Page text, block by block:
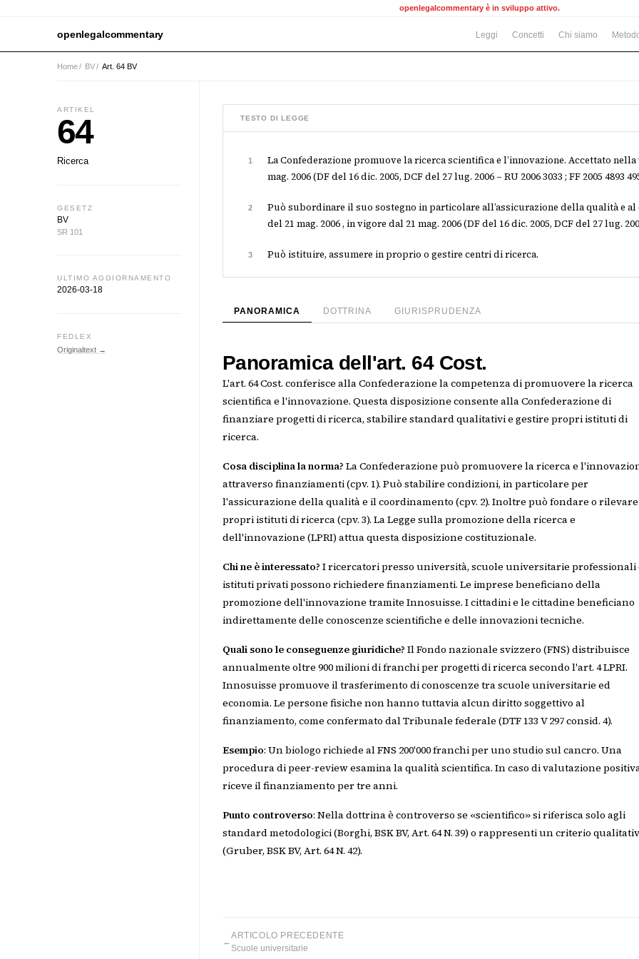
openlegalcommentary è in sviluppo attivo.
openlegalcommentary Leggi Concetti Chi siamo
Home/ BV/ Art. 64 BV
ARTIKEL
64
Ricerca
GESETZ
BV
SR 101
ULTIMO AGGIORNAMENTO
2026-03-18
FEDLEX
Originaltext →
TESTO DI LEGGE
1
La Confederazione promuove la ricerca scientifica e l’innovazione. Accettato
mag. 2006 (DF del 16 dic. 2005, DCF del 27 lug. 2006 – RU 2006 3033 ; FF 2005 4893
2
Può subordinare il suo sostegno in particolare all’assicurazione della qualità e
del 21 mag. 2006 , in vigore dal 21 mag. 2006 (DF del 16 dic. 2005, DCF del 27 lug.
3 Può istituire, assumere in proprio o gestire centri di ricerca.
PANORAMICA DOTTRINA GIURISPRUDENZA
Panoramica dell'art. 64 Cost.
L'art. 64 Cost. conferisce alla Confederazione la competenza di promuovere la ricerca
scientifica e l'innovazione. Questa disposizione consente alla Confederazione di
finanziare progetti di ricerca, stabilire standard qualitativi e gestire propri istituti di
ricerca.
Cosa disciplina la norma? La Confederazione può promuovere la ricerca e
attraverso finanziamenti (cpv. 1). Può stabilire condizioni, in particolare per
l'assicurazione della qualità e il coordinamento (cpv. 2). Inoltre può fondare o rilevare
propri istituti di ricerca (cpv. 3). La Legge sulla promozione della ricerca e
dell'innovazione (LPRI) attua questa disposizione costituzionale.
Chi ne è interessato? I ricercatori presso università, scuole universitarie professionali
istituti privati possono richiedere finanziamenti. Le imprese beneficiano della
promozione dell'innovazione tramite Innosuisse. I cittadini e le cittadine beneficiano
indirettamente delle conoscenze scientifiche e delle innovazioni tecniche.
Quali sono le conseguenze giuridiche? Il Fondo nazionale svizzero (FNS) distribuisce
annualmente oltre 900 milioni di franchi per progetti di ricerca secondo l'art. 4 LPRI.
Innosuisse promuove il trasferimento di conoscenze tra scuole universitarie ed
economia. Le persone fisiche non hanno tuttavia alcun diritto soggettivo al
finanziamento, come confermato dal Tribunale federale (DTF 133 V 297 consid. 4).
Esempio: Un biologo richiede al FNS 200'000 franchi per uno studio sul cancro. Una
procedura di peer-review esamina la qualità scientifica. In caso di valutazione
riceve il finanziamento per tre anni.
Punto controverso: Nella dottrina è controverso se «scientifico» si riferisca solo agli
standard metodologici (Borghi, BSK BV, Art. 64 N. 39) o rappresenti un criterio
(Gruber, BSK BV, Art. 64 N. 42).
←
ARTICOLO PRECEDENTE
Scuole universitarie